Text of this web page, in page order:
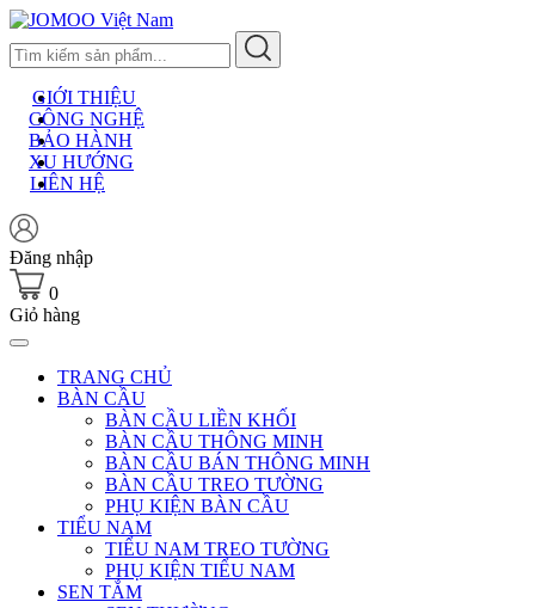
Skip
to
content
GIỚI THIỆU
CÔNG NGHỆ
BẢO HÀNH
XU HƯỚNG
LIÊN HỆ
Đăng nhập
0
Giỏ hàng
TRANG CHỦ
BÀN CẦU
BÀN CẦU LIỀN KHỐI
BÀN CẦU THÔNG MINH
BÀN CẦU BÁN THÔNG MINH
BÀN CẦU TREO TƯỜNG
PHỤ KIỆN BÀN CẦU
TIỂU NAM
TIỂU NAM TREO TƯỜNG
PHỤ KIỆN TIỂU NAM
SEN TẮM